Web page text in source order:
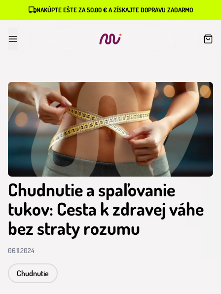
NAKÚPTE EŠTE ZA 50.00 € A ZÍSKAJTE DOPRAVU ZADARMO
Chudnutie a spaľovanie
tukov: Cesta k zdravej váhe
bez straty rozumu
06.11.2024
Chudnutie